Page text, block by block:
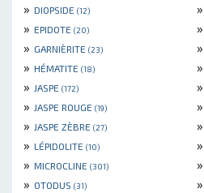
» DIOPSIDE (12) »
» EPIDOTE (20) »
» GARNIÈRITE (23) »
» HÉMATITE (18) »
» JASPE (172) »
» JASPE ROUGE (19) »
» JASPE ZÈBRE (27) »
» LÉPIDOLITE (10) »
» MICROCLINE (301) »
» OTODUS (31) »